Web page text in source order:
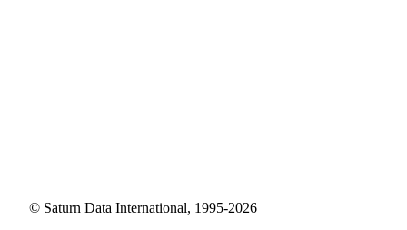
© Saturn Data International, 1995-2026